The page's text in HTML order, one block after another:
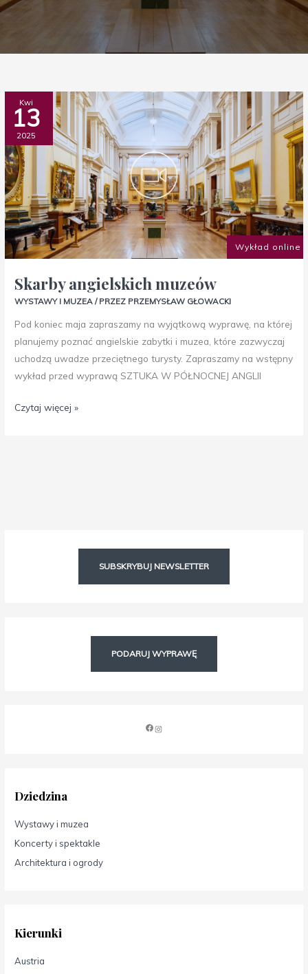
Wykład online
Kwi
13
2025
Skarby angielskich muzeów
WYSTAWY I MUZEA / PRZEZ PRZEMYSŁAW GŁOWACKI
Pod koniec maja zapraszamy na wyjątkową wyprawę, na której
planujemy poznać angielskie zabytki i muzea, które zazwyczaj
uchodzą uwadze przeciętnego turysty. Zapraszamy na wstępny
wykład przed wyprawą SZTUKA W PÓŁNOCNEJ ANGLII
Skarby
angielskich
muzeów
Czytaj więcej »
SUBSKRYBUJ NEWSLETTER
PODARUJ WYPRAWĘ
Dziedzina
Wystawy i muzea
Koncerty i spektakle
Architektura i ogrody
Kierunki
Austria